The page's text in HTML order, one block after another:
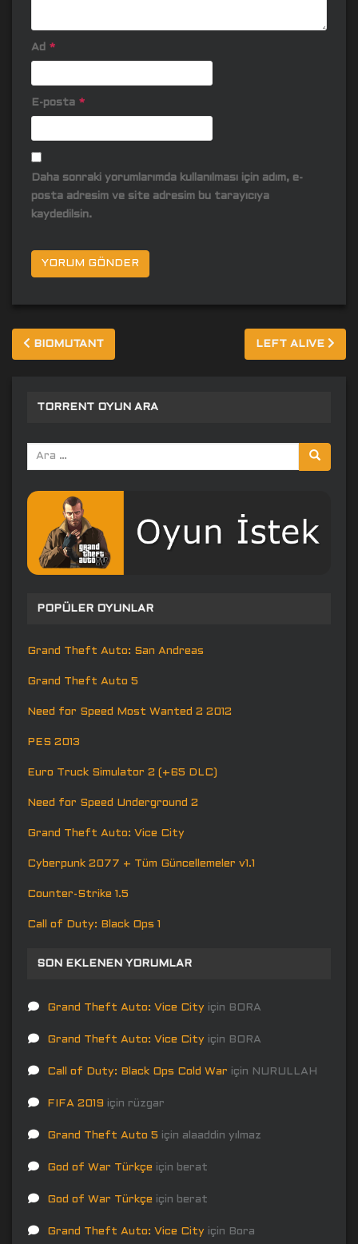
Ad *
E-posta *
Daha sonraki yorumlarımda kullanılması için adım, e-
posta adresim ve site adresim bu tarayıcıya
kaydedilsin.
Yazı
gezinmesi
BIOMUTANT LEFT ALIVE
TORRENT OYUN ARA
Arama
yap:
POPÜLER OYUNLAR
Grand Theft Auto: San Andreas
Grand Theft Auto 5
Need for Speed Most Wanted 2 2012
PES 2013
Euro Truck Simulator 2 (+65 DLC)
Need for Speed Underground 2
Grand Theft Auto: Vice City
Cyberpunk 2077 + Tüm Güncellemeler v1.1
Counter-Strike 1.5
Call of Duty: Black Ops 1
SON EKLENEN YORUMLAR
Grand Theft Auto: Vice City için BORA
Grand Theft Auto: Vice City için BORA
Call of Duty: Black Ops Cold War için NURULLAH
FIFA 2019 için rüzgar
Grand Theft Auto 5 için alaaddin yılmaz
God of War Türkçe için berat
God of War Türkçe için berat
Grand Theft Auto: Vice City için Bora